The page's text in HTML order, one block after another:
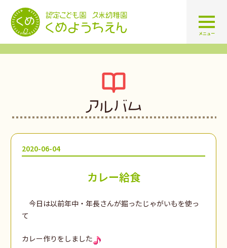
認定こども園 学校法人久米幼
メニュー
アルバム
2020-06-04
カレー給食
今日は以前年中・年長さんが掘ったじゃがいもを使っ
て
カレー作りをしました